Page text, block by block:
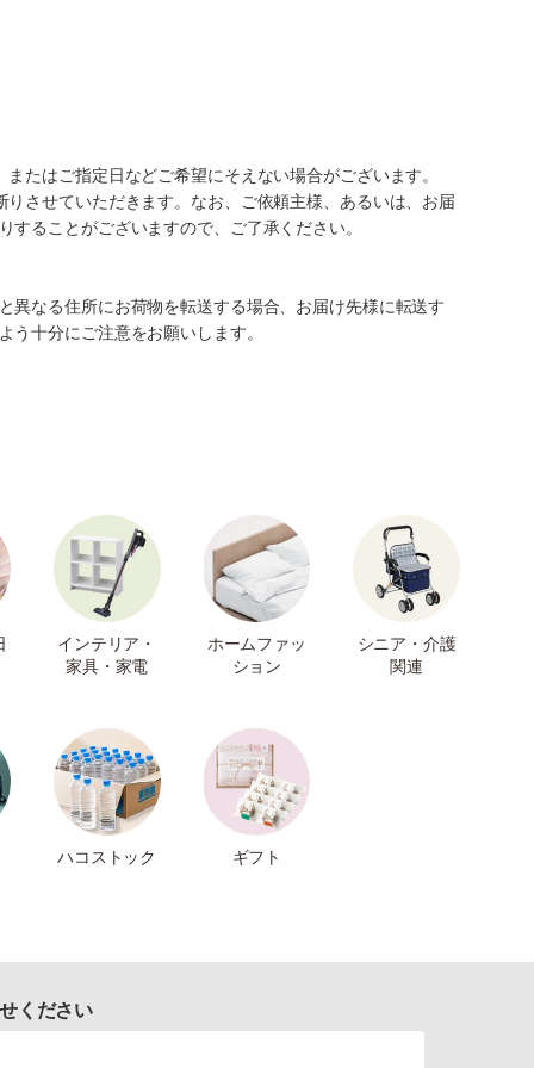
たはご指定日などご希望にそえない場合がございます。
させていただきます。なお、ご依頼主様、あるいは、お届
ることがございますので、ご了承ください。
異なる住所にお荷物を転送する場合、お届け先様に転送す
十分にご注意をお願いします。
インテリア・
家具・家電
ホームファッ
ション
シニア・介護
関連
ハコストック ギフト
ください